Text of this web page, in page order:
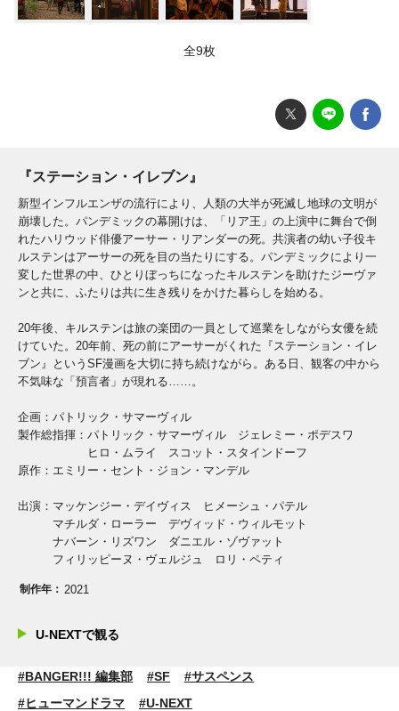
全9枚
『ステーション・イレブン』
新型インフルエンザの流行により、人類の大半が死滅し地球の文明が
崩壊した。パンデミックの幕開けは、「リア王」の上演中に舞台で倒
れたハリウッド俳優アーサー・リアンダーの死。共演者の幼い子役キ
ルステンはアーサーの死を目の当たりにする。パンデミックにより一
変した世界の中、ひとりぼっちになったキルステンを助けたジーヴァ
ンと共に、ふたりは共に生き残りをかけた暮らしを始める。
20年後、キルステンは旅の楽団の一員として巡業をしながら女優を続
けていた。20年前、死の前にアーサーがくれた『ステーション・イレ
ブン』というSF漫画を大切に持ち続けながら。ある日、観客の中から
不気味な「預言者」が現れる……。
企画：パトリック・サマーヴィル
製作総指揮：パトリック・サマーヴィル ジェレミー・ポデスワ
ヒロ・ムライ スコット・スタインドーフ
原作：エミリー・セント・ジョン・マンデル
出演：マッケンジー・デイヴィス ヒメーシュ・パテル
マチルダ・ローラー デヴィッド・ウィルモット
ナバーン・リズワン ダニエル・ゾヴァット
フィリッピーヌ・ヴェルジュ ロリ・ペティ
制作年： 2021
U-NEXTで観る
#BANGER!!! 編集部 #SF
#サスペンス
#ヒューマンドラマ
#U-NEXT